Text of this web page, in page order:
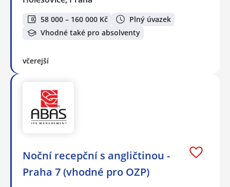
58 000 – 160 000 Kč
Plný úvazek
Vhodné také pro absolventy
včerejší
Noční recepční s angličtinou -
Praha 7 (vhodné pro OZP)